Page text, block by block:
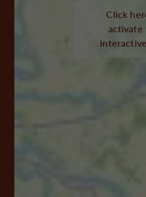
Click
activate